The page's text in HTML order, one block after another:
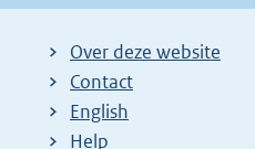
Over deze website
Contact
English
Help